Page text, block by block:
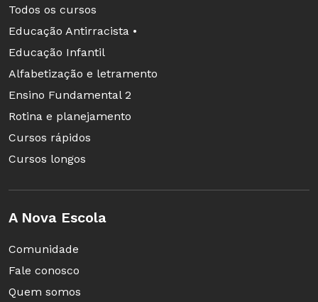
zona industrial: 8.000 MW
Todos os cursos
Educação Antirracista •
Educação Infantil
Alfabetização e letramento
Ensino Fundamental 2
Rotina e planejamento
Cursos rápidos
Cursos longos
A Nova Escola
Comunidade
Fale conosco
Quem somos